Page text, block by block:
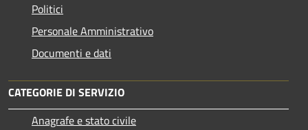
Politici
Personale Amministrativo
Documenti e dati
CATEGORIE DI SERVIZIO
Anagrafe e stato civile